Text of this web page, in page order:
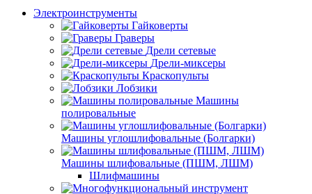
Электроинструменты
Гайковерты
Граверы
Дрели сетевые
Дрели-миксеры
Краскопульты
Лобзики
Машины
полировальные
Машины углошлифовальные (Болгарки)
Машины шлифовальные (ПШМ, ЛШМ)
Шлифмашины